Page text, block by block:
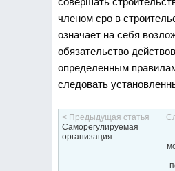
членом сро в
означает на себя
обязательство
определенным
следовать
< Предыдущая статья
Саморегулируемая
организация